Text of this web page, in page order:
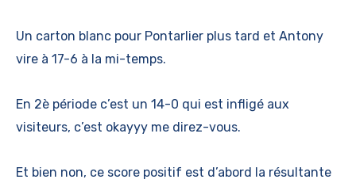
Un carton blanc pour Pontarlier plus tard et Antony
vire à 17-6 à la mi-temps.
En 2è période c’est un 14-0 qui est infligé aux
visiteurs, c’est okayyy me direz-vous.
Et bien non, ce score positif est d’abord la résultante